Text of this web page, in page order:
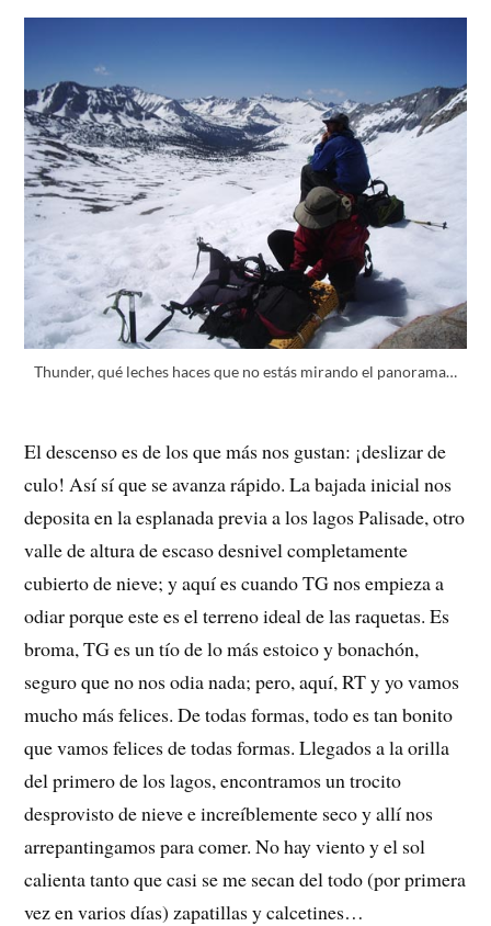
Thunder, qué leches haces que no estás mirando el panorama…
El descenso es de los que más nos gustan: ¡deslizar de
culo! Así sí que se avanza rápido. La bajada inicial nos
deposita en la esplanada previa a los lagos Palisade, otro
valle de altura de escaso desnivel completamente
cubierto de nieve; y aquí es cuando TG nos empieza a
odiar porque este es el terreno ideal de las raquetas. Es
broma, TG es un tío de lo más estoico y bonachón,
seguro que no nos odia nada; pero, aquí, RT y yo vamos
mucho más felices. De todas formas, todo es tan bonito
que vamos felices de todas formas. Llegados a la orilla
del primero de los lagos, encontramos un trocito
desprovisto de nieve e increíblemente seco y allí nos
arrepantingamos para comer. No hay viento y el sol
calienta tanto que casi se me secan del todo (por primera
vez en varios días) zapatillas y calcetines…